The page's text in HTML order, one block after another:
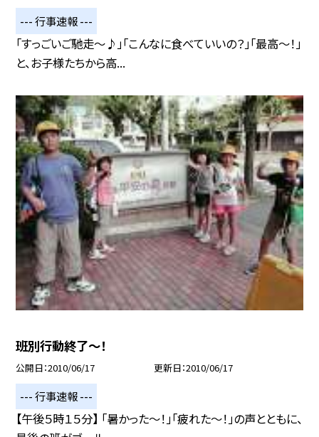
--- 行事速報 ---
「すっごいご馳走〜♪」「こんなに食べていいの？」「最高〜！」
と、お子様たちから高...
班別行動終了〜！
公開日 2010/06/17 更新日 2010/06/17
--- 行事速報 ---
【午後５時１５分】 「暑かった〜！」「疲れた〜！」の声とともに、